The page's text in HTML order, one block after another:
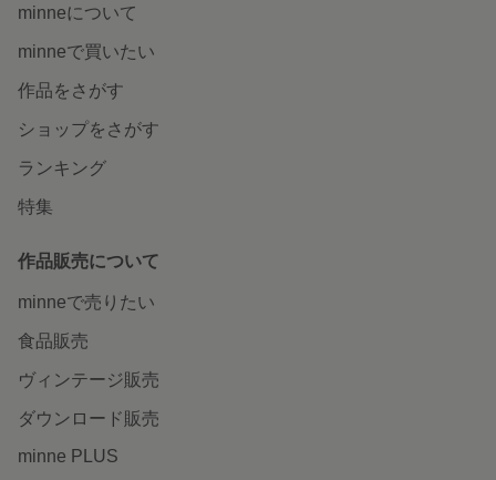
minneについて
minneで買いたい
作品をさがす
ショップをさがす
ランキング
特集
作品販売について
minneで売りたい
食品販売
ヴィンテージ販売
ダウンロード販売
minne PLUS